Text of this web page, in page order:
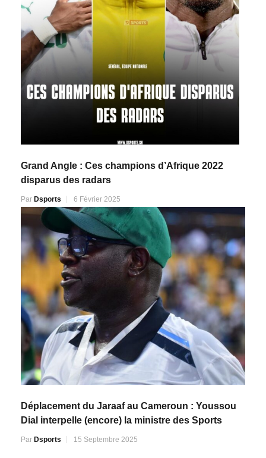
Grand Angle : Ces champions d’Afrique 2022
disparus des radars
Par Dsports 6 Février 2025
Déplacement du Jaraaf au Cameroun : Youssou
Dial interpelle (encore) la ministre des Sports
Par Dsports 15 Septembre 2025